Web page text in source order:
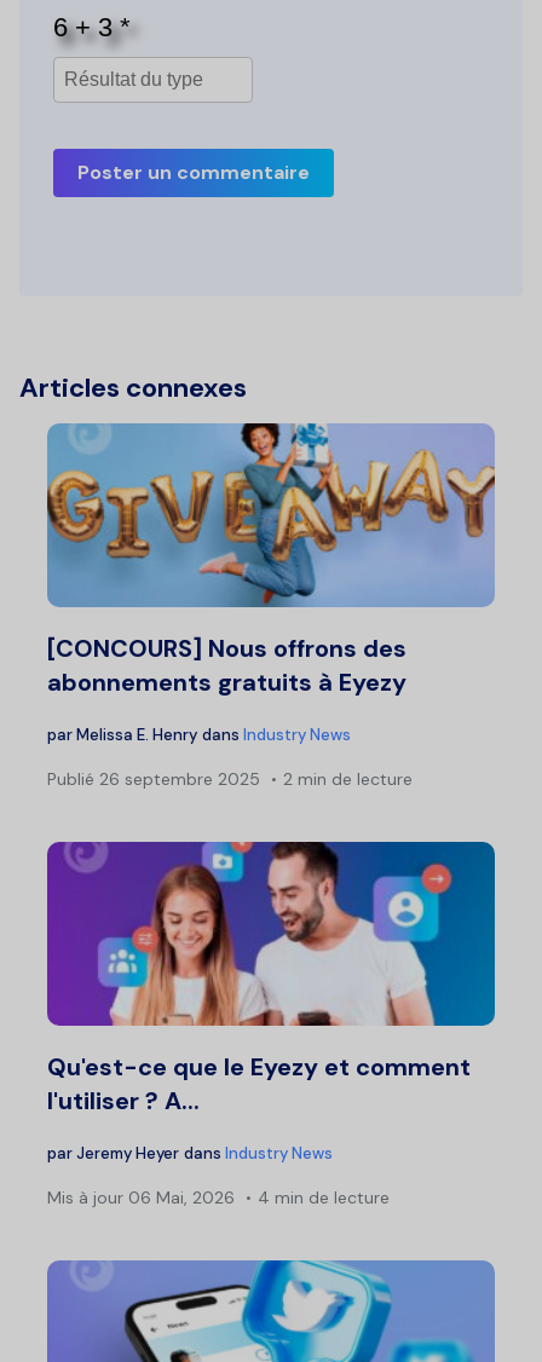
Poster un commentaire
Articles connexes
[CONCOURS] Nous offrons des
abonnements gratuits à Eyezy
parMelissa E. Henry dans Industry News
Publié 26 septembre 2025 2 min de lecture
Qu'est-ce que le Eyezy et comment
l'utiliser ? A...
parJeremy Heyer dans Industry News
Mis à jour 06 Mai, 2026 4 min de lecture